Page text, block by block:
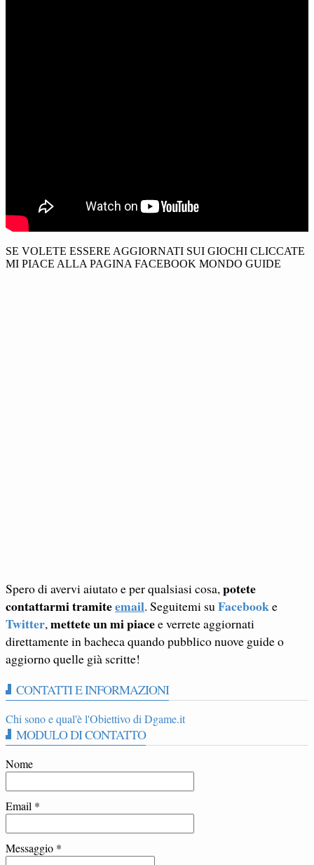
SE VOLETE ESSERE AGGIORNATI SUI GIOCHI CLICCATE
MI PIACE ALLA PAGINA FACEBOOK MONDO GUIDE
Spero di avervi aiutato e per qualsiasi cosa, potete
contattarmi tramiteemail. Seguitemi su Facebooke
Twitter, mettete un mi piacee verrete aggiornati
direttamente in bacheca quando pubblico nuove guide o
aggiorno quelle già scritte!
CONTATTI E INFORMAZIONI
Chi sono e qual'è l'Obiettivo di Dgame.it
MODULO DI CONTATTO
Nome
Email *
Messaggio *